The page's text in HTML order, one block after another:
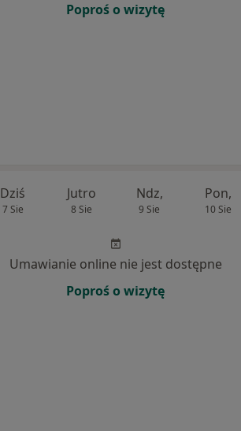
Poproś o wizytę
Dziś
7 Sie
Jutro
8 Sie
Ndz,
9 Sie
Pon,
10 Sie
Umawianie online nie jest dostępne
Poproś o wizytę